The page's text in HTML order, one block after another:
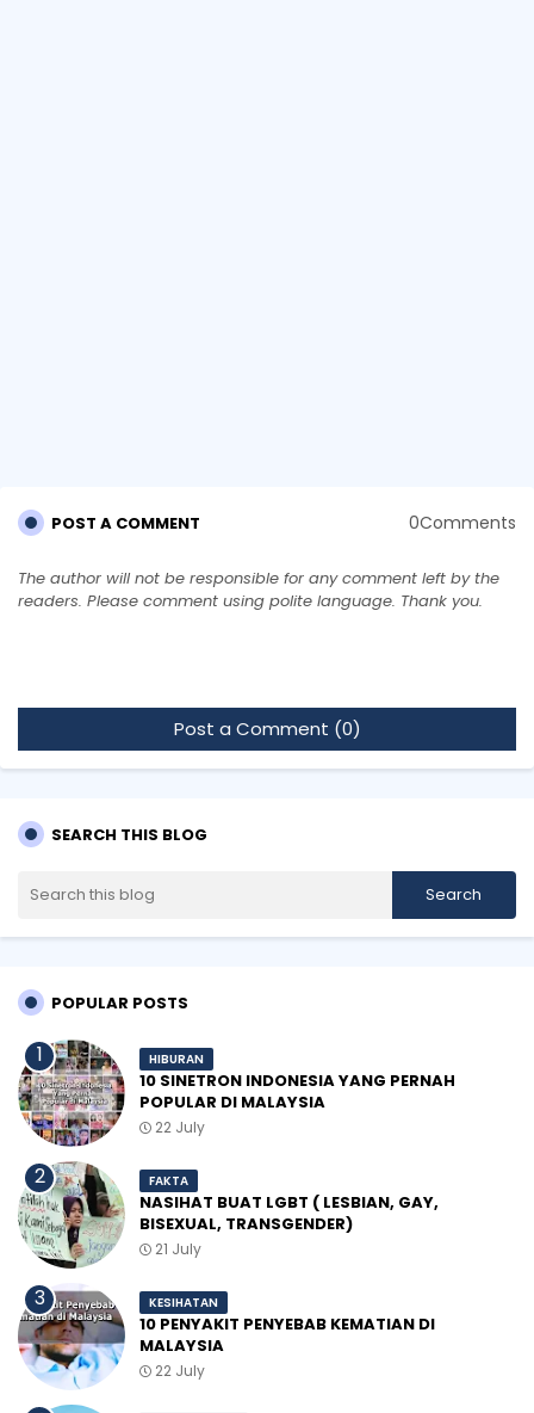
POST A COMMENT 0Comments
The author will not be responsible for any comment left by the
readers. Please comment using polite language. Thank you.
Post a Comment (0)
SEARCH THIS BLOG
POPULAR POSTS
HIBURAN
10 SINETRON INDONESIA YANG PERNAH
POPULAR DI MALAYSIA
22 July
FAKTA
NASIHAT BUAT LGBT ( LESBIAN, GAY,
BISEXUAL, TRANSGENDER)
21 July
KESIHATAN
10 PENYAKIT PENYEBAB KEMATIAN DI
MALAYSIA
22 July